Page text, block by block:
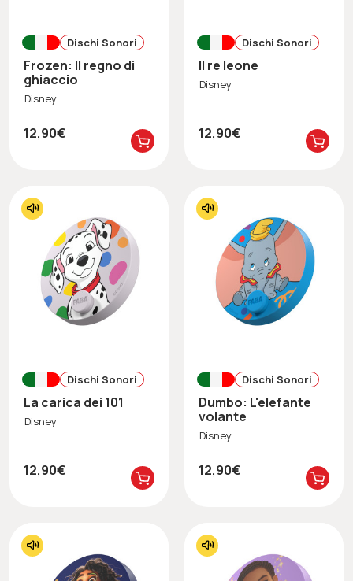
Dischi Sonori
Frozen: Il regno di
ghiaccio
Disney
12,90€
Dischi Sonori
Il re leone
Disney
12,90€
Dischi Sonori
La carica dei 101
Disney
12,90€
Dischi Sonori
Dumbo: L'elefante
volante
Disney
12,90€